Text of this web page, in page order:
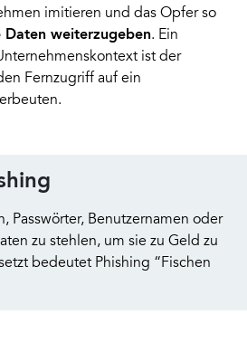
imitieren und das Opfer so
Daten weiterzugeben. Ein
ist der
Fernzugriff auf ein
Passwörter, Benutzernamen oder
zu stehlen, um sie zu Geld zu
bedeutet Phishing “Fischen